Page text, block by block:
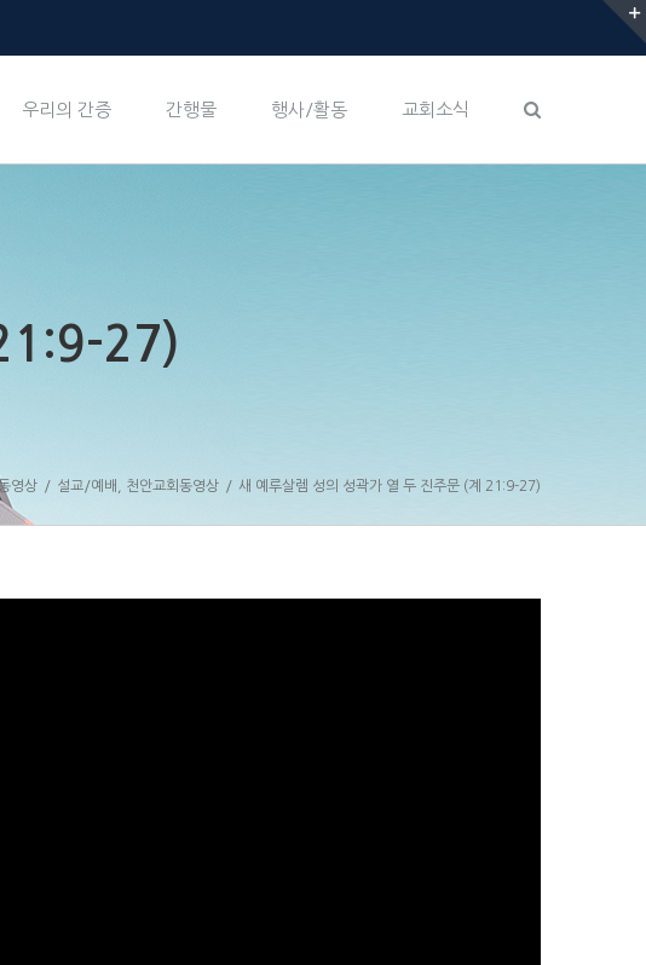
우리의 간증 간행물 행사/활동 교회소식
27)
동영상 / 설교/예배 천안교회동영상 / 새 예루살렘 성의 성곽가 열 두 진주문 (계 21:9-27)